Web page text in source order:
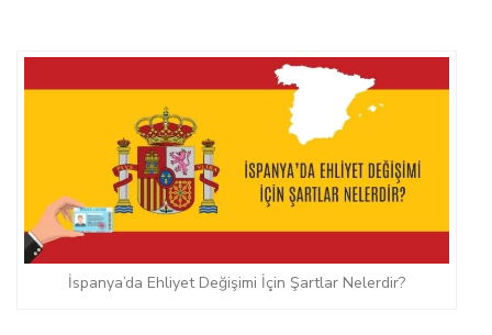
İspanya’da Ehliyet Değişimi İçin Şartlar Nelerdir?